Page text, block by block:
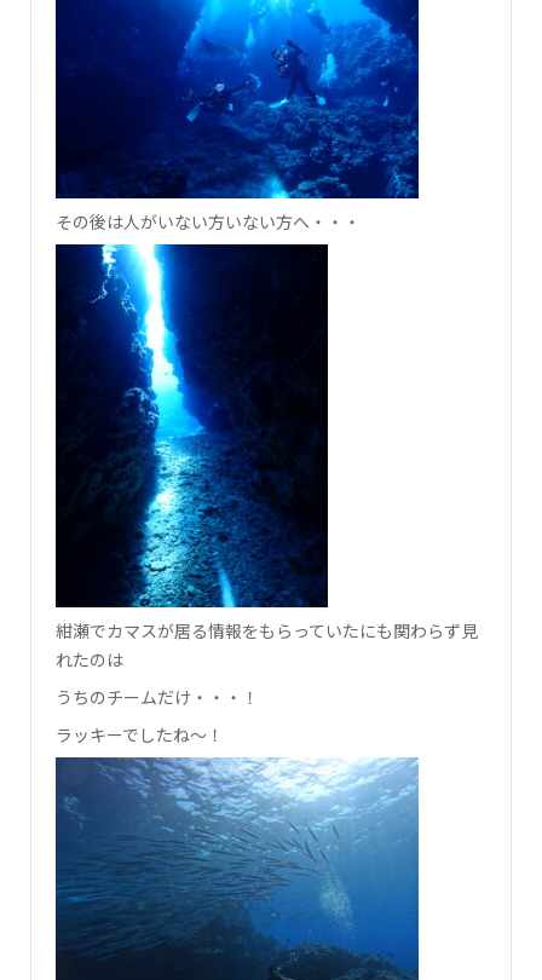
その後は人がいない方いない方へ・・・
紺瀬でカマスが居る情報をもらっていたにも関わらず見
れたのは
うちのチームだけ・・・！
ラッキーでしたね～！